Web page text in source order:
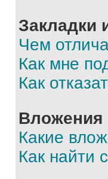
Закладки
Чем
Как мне
Как
Вложения
Какие
Как найти